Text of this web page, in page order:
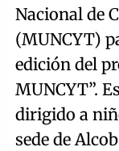
Nacional de
(MUNCYT)
edición del
MUNCYT”.
dirigido a
sede de